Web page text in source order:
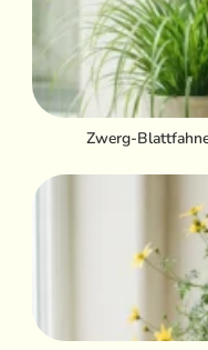
Zwerg-